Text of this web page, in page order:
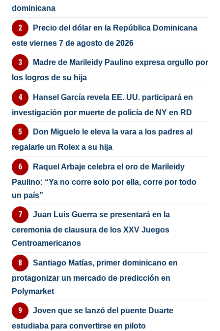
dominicana
Precio del dólar en la República Dominicana
este viernes 7 de agosto de 2026
Madre de Marileidy Paulino expresa orgullo por
los logros de su hija
Hansel García revela EE. UU. participará en
investigación por muerte de policía de NY en RD
Don Miguelo le eleva la vara a los padres al
regalarle un Rolex a su hija
Raquel Arbaje celebra el oro de Marileidy
Paulino: “Ya no corre solo por ella, corre por todo
un país”
Juan Luis Guerra se presentará en la
ceremonia de clausura de los XXV Juegos
Centroamericanos
Santiago Matías, primer dominicano en
protagonizar un mercado de predicción en
Polymarket
Joven que se lanzó del puente Duarte
estudiaba para convertirse en piloto